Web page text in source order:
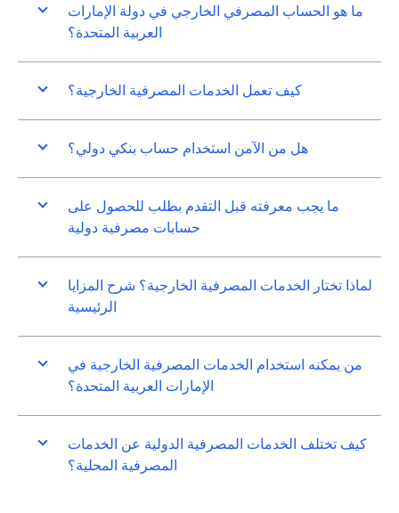
ما هو الحساب المصرفي الخارجي في دولة الإمارات
العربية المتحدة؟
كيف تعمل الخدمات المصرفية الخارجية؟
هل من الآمن استخدام حساب بنكي دولي؟
ما يجب معرفته قبل التقدم بطلب للحصول على
حسابات مصرفية دولية
لماذا تختار الخدمات المصرفية الخارجية؟ شرح المزايا
الرئيسية
من يمكنه استخدام الخدمات المصرفية الخارجية في
الإمارات العربية المتحدة؟
كيف تختلف الخدمات المصرفية الدولية عن الخدمات
المصرفية المحلية؟